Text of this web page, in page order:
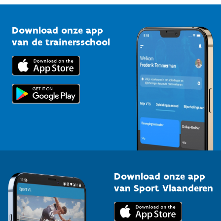
Bedrijven
Trainers en begeleiders
Topsporters
Vlaamse Trainersschool
Kennisplatform
Downloads
Voor de pers
Download onze app
van de trainersschool
Download onze app
van Sport Vlaanderen